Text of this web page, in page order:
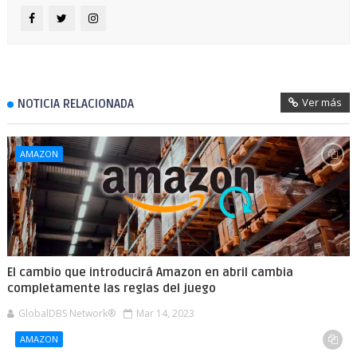
NOTICIA RELACIONADA Ver más
AMAZON
El cambio que introducirá Amazon en abril cambia
completamente las reglas del juego
GlobalDBS Network® Mar 14, 2023
AMAZON